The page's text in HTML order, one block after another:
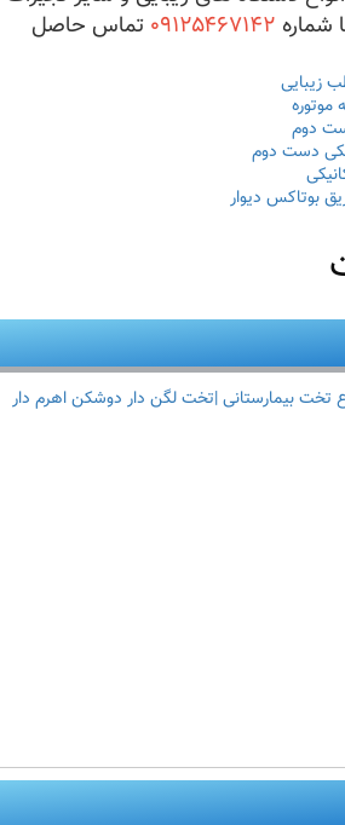
شماره ۰۹۱۲۵۴۶۷۱۴۲ تماس حاصل
زیبایی
موتوره
دوم
دست دوم
بوتاکس دیوار
تخت بیمارستانی |تخت لگن دار دوشکن اهرم دار